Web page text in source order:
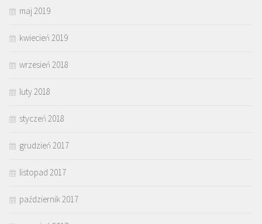
maj 2019
kwiecień 2019
wrzesień 2018
luty 2018
styczeń 2018
grudzień 2017
listopad 2017
październik 2017